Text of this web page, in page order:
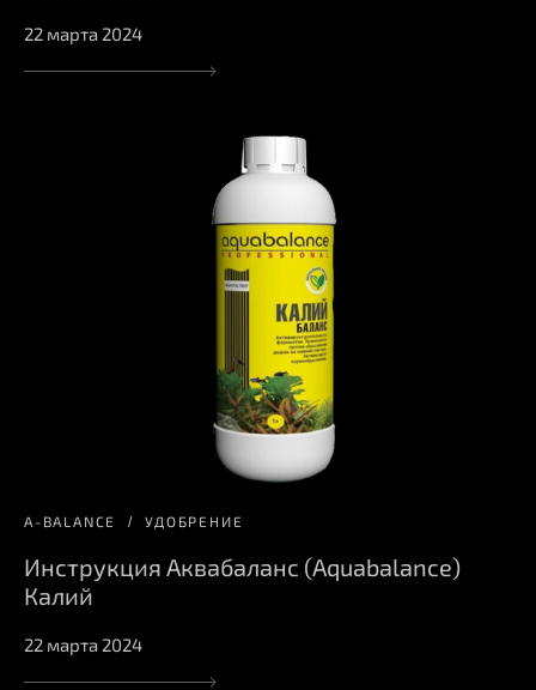
22 марта 2024
A-BALANCE УДОБРЕНИЕ
Инструкция Аквабаланс (Aquabalance)
Калий
22 марта 2024